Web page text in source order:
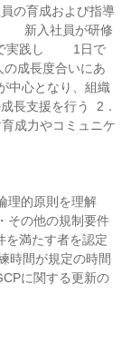
の育成および指導
　新入社員が研修
実践し 　　1日で
成長度合いにあ
中心となり、組織
長支援を行う  2．
成力やコミュニケ
理的原則を理解
その他の規制要件
を満たす者を認定
時間が規定の時間
に関する更新の